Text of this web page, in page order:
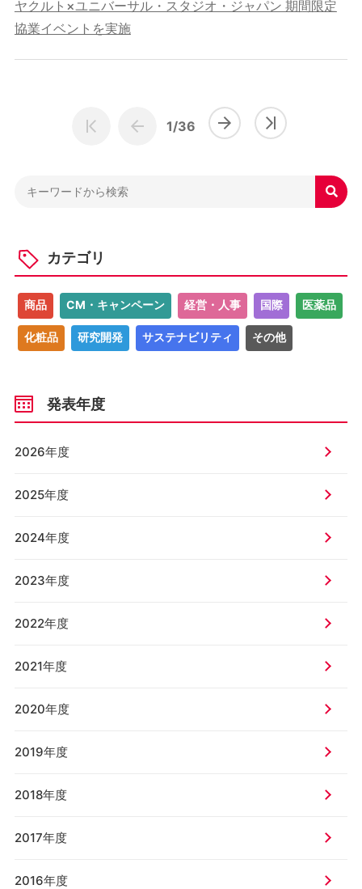
ヤクルト×ユニバーサル・スタジオ・ジャパン 期間限定
協業イベントを実施
1/36

カテゴリ
商品 CM・キャンペーン 経営・人事 国際 医薬品
化粧品 研究開発 サステナビリティ その他
発表年度
2026年度
2025年度
2024年度
2023年度
2022年度
2021年度
2020年度
2019年度
2018年度
2017年度
2016年度